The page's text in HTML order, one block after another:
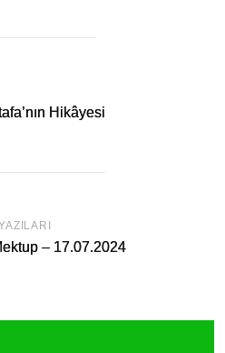
Hikâyesi
– 17.07.2024